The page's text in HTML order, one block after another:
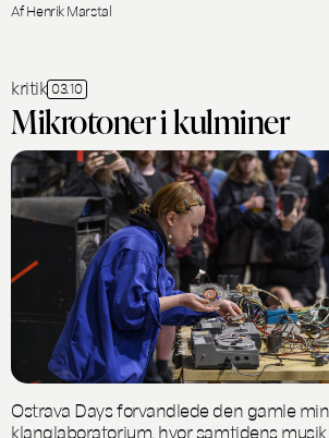
Af Henrik Marstal
kritik 03.10
Mikrotoner i kulminer
Ostrava Days forvandlede den gamle
klanglaboratorium, hvor samtidens